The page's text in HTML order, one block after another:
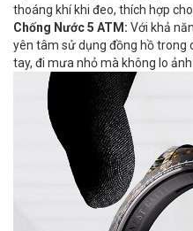
thoáng khí khi đeo, thích hợp
Chống Nước 5 ATM: Với khả
yên tâm sử dụng đồng hồ trong
tay, đi mưa nhỏ mà không lo